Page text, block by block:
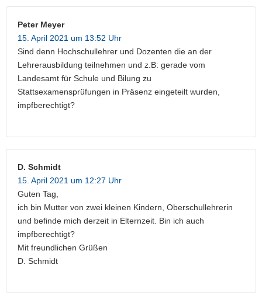
Peter Meyer
15. April 2021 um 13:52 Uhr
Sind denn Hochschullehrer und Dozenten die an der
Lehrerausbildung teilnehmen und z.B: gerade vom
Landesamt für Schule und Bilung zu
Stattsexamensprüfungen in Präsenz eingeteilt wurden,
impfberechtigt?
D. Schmidt
15. April 2021 um 12:27 Uhr
Guten Tag,
ich bin Mutter von zwei kleinen Kindern, Oberschullehrerin
und befinde mich derzeit in Elternzeit. Bin ich auch
impfberechtigt?
Mit freundlichen Grüßen
D. Schmidt